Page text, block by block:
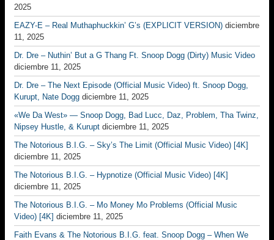
2025
EAZY-E – Real Muthaphuckkin’ G’s (EXPLICIT VERSION) diciembre
11, 2025
Dr. Dre – Nuthin’ But a G Thang Ft. Snoop Dogg (Dirty) Music Video
diciembre 11, 2025
Dr. Dre – The Next Episode (Official Music Video) ft. Snoop Dogg,
Kurupt, Nate Dogg diciembre 11, 2025
«We Da West» — Snoop Dogg, Bad Lucc, Daz, Problem, Tha Twinz,
Nipsey Hustle, & Kurupt diciembre 11, 2025
The Notorious B.I.G. – Sky’s The Limit (Official Music Video) [4K]
diciembre 11, 2025
The Notorious B.I.G. – Hypnotize (Official Music Video) [4K]
diciembre 11, 2025
The Notorious B.I.G. – Mo Money Mo Problems (Official Music
Video) [4K] diciembre 11, 2025
Faith Evans & The Notorious B.I.G. feat. Snoop Dogg – When We